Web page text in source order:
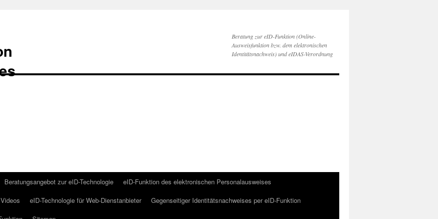
Beratung zur eID-Funktion (Online-
Ausweisfunktion bzw. dem elektronischen
Identitätsnachweis) und eIDAS-Verordnung
Beratungsangebot zur eID-Technologie
eID-Funktion des elektronischen Personalausweises
Videos eID-Technologie für Web-Dienstanbieter
Gegenseitiger Identitätsnachweises per eID-Funktion